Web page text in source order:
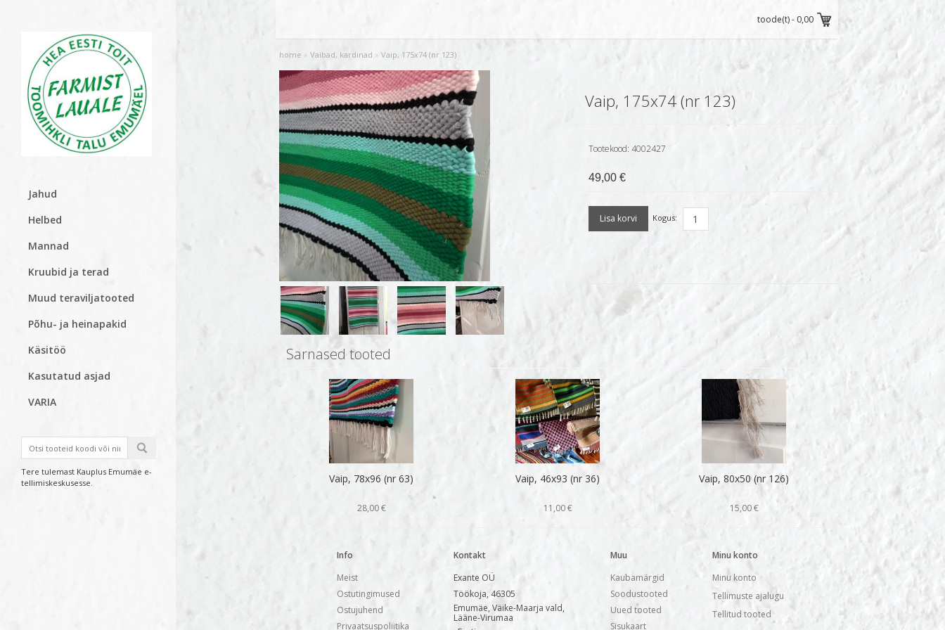
Jahud
Helbed
Mannad
Kruubid ja terad
Muud teraviljatooted
Põhu- ja heinapakid
Käsitöö
Kasutatud asjad
VARIA
Tere tulemast Kauplus Emumäe e-
tellimiskeskusesse.
toode(t) - 0,00
home » Vaibad, kardinad » Vaip, 175x74 (nr 123)
Vaip, 175x74 (nr 123)
Tootekood: 4002427
49,00 €
Kogus:
Sarnased tooted
Vaip, 78x96 (nr 63)
28,00 €
Vaip, 46x93 (nr 36)
11,00 €
Vaip, 80x50 (nr 126)
15,00 €
Info
Meist
Ostutingimused
Ostujuhend
Privaatsuspoliitika
Kontakt
Exante OÜ
Töökoja, 46305
Emumäe, Väike-Maarja vald,
Lääne-Virumaa
Muu
Kaubamärgid
Soodustooted
Uued tooted
Sisukaart
Minu konto
Minu konto
Tellimuste ajalugu
Tellitud tooted